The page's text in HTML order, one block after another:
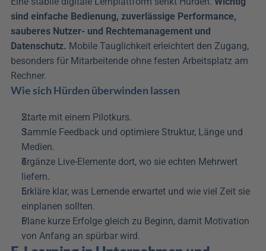
sind einfache Bedienung, zuverlässige Performance,
sauberes Nutzer- und Rechtemanagement und
Datenschutz. Mobile Tauglichkeit erleichtert den Zugang,
besonders für Mitarbeitende ohne festen Arbeitsplatz am
Rechner.
Wie sich Hürden überwinden lassen
Starte mit einem Pilotkurs.
Sammle Feedback und optimiere Struktur, Länge und
Medien.
Ergänze Live-Elemente dort, wo sie echten Mehrwert
liefern.
Erkläre klar, was Lernende erwartet und wie viel Zeit sie
einplanen sollten.
Plane kurze Erfolge gleich zu Beginn, damit Motivation
von Anfang an spürbar wird.